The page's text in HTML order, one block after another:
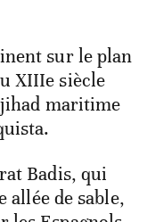
sur le plan
XIIIe siècle
maritime
Badis, qui
allée de sable,